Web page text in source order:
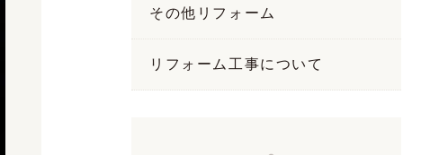
その他リフォーム
リフォーム工事について